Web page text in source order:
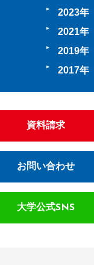
2023
2021
2019
2017
資料請求
お問い合わせ
大学公式SNS